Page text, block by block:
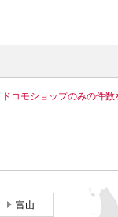
コモショップのみの件
富山